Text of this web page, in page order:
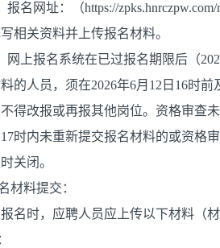
报名网址：（https://
相关资料并上传报名材料。
网上报名系统在已过报名期限后（
的人员，须在2026年6月12日16时
得改报或再报其他岗位。资格审查
时内未重新提交报名材料的或资格
关闭。
材料提交：
报名时，应聘人员应上传以下材料（